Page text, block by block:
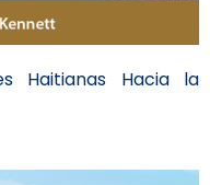
Haitianas Hacia la